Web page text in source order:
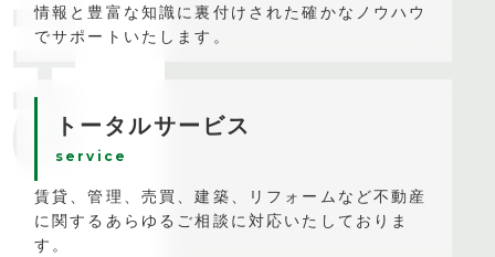
情報と豊富な知識に裏付けされた確かなノウハウ
でサポートいたします。
トータルサービス
service
賃貸、管理、売買、建築、リフォームなど不動産
に関するあらゆるご相談に対応いたしておりま
す。